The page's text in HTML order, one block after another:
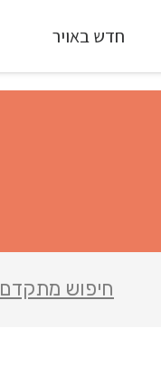
חדש באויר
חיפוש מתקדם